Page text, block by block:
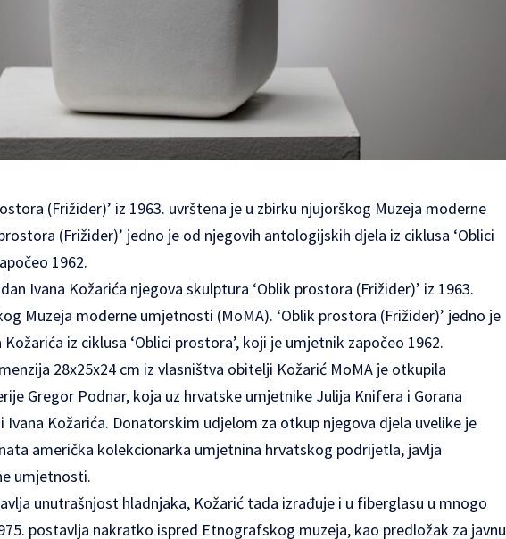
(Frižider)’ iz 1963. uvrštena je u zbirku njujorškog Muzeja moderne
(Frižider)’ jedno je od njegovih antologijskih djela iz ciklusa ‘Oblici
1962.
Ivana Kožarića njegova skulptura ‘Oblik prostora (Frižider)’ iz 1963.
Muzeja moderne umjetnosti (MoMA). ‘Oblik prostora (Frižider)’ jedno je
iz ciklusa ‘Oblici prostora’, koji je umjetnik započeo 1962.
28x25x24 cm iz vlasništva obitelji Kožarić MoMA je otkupila
Gregor Podnar, koja uz hrvatske umjetnike Julija Knifera i Gorana
Ivana Kožarića. Donatorskim udjelom za otkup njegova djela uvelike je
američka kolekcionarka umjetnina hrvatskog podrijetla, javlja
umjetnosti.
unutrašnjost hladnjaka, Kožarić tada izrađuje i u fiberglasu u mnogo
postavlja nakratko ispred Etnografskog muzeja, kao predložak za javnu